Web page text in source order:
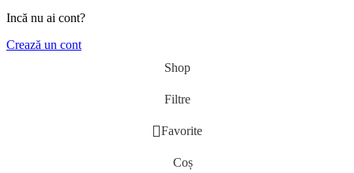
Incă nu ai cont?
Crează un cont
Shop
Filtre
Favorite
Coș